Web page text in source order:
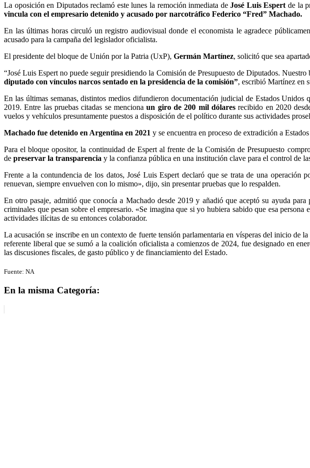
La oposición en Diputados reclamó este lunes la remoción inmediata deJosé Luis Espert de la
vincula con el empresario detenido y acusado por narcotráfico Federico “Fred” Machado.
En las últimas horas circuló un registro audiovisual donde el economista le agradece
acusado para la campaña del legislador oficialista.
El presidente del bloque de Unión por la Patria (UxP), Germán Martínez, solicitó que sea
“José Luis Espert no puede seguir presidiendo la Comisión de Presupuesto de Diputados.
diputado con vínculos narcos sentado en la presidencia de la comisión”, escribió Martínez en
En las últimas semanas, distintos medios difundieron documentación judicial de Estados
2019. Entre las pruebas citadas se mencionaun giro de 200 mil dólaresrecibido en 2020
vuelos y vehículos presuntamente puestos a disposición de el político durante sus actividades
Machado fue detenido en Argentina en 2021 y se encuentra en proceso de extradición a
Para el bloque opositor, la continuidad de Espert al frente de la Comisión de Presupuesto
de preservar la transparencia y la confianza pública en una institución clave para el control de
Frente a la contundencia de los datos, José Luis Espert declaró que se trata de una
renuevan, siempre envuelven con lo mismo», dijo, sin presentar pruebas que lo respalden.
En otro pasaje, admitió que conocía a Machado desde 2019 y añadió que aceptó su ayuda
criminales que pesan sobre el empresario. «Se imagina que si yo hubiera sabido que esa
actividades ilícitas de su entonces colaborador.
La acusación se inscribe en un contexto de fuerte tensión parlamentaria en vísperas del inicio de la
referente liberal que se sumó a la coalición oficialista a comienzos de 2024, fue designado en
las discusiones fiscales, de gasto público y de financiamiento del Estado.
Fuente: NA
En la misma Categoría: